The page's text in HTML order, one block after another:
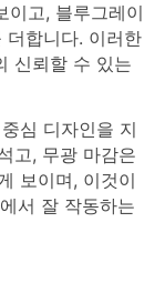
이고, 블루그레이
더합니다. 이러한
신뢰할 수 있는
심 디자인을 지
고, 무광 마감은
보이며, 이것이
서 잘 작동하는